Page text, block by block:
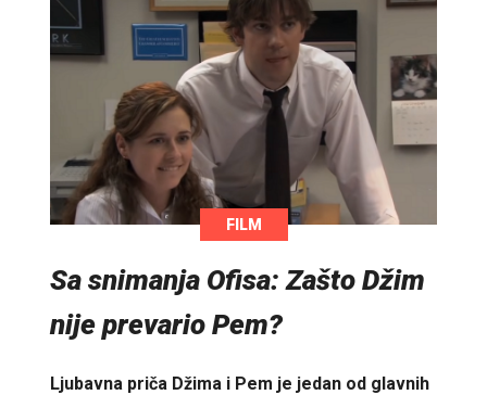
FILM
Sa snimanja Ofisa: Zašto Džim
nije prevario Pem?
Ljubavna priča Džima i Pem je jedan od glavnih